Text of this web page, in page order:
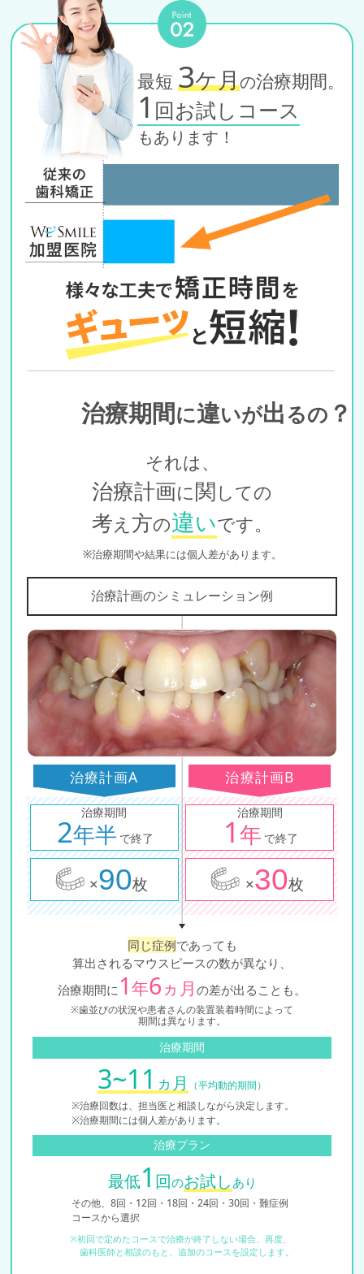
最短 3ケ月の治療期間。
1 回お試しコース
もあります！
治療期間に違いが出るの ？
それは、
治療計画に関しての
考え 方の違いです。
※治療期間や結果には個人差があります。
治療計画のシミュレーション例
治療計画A
治療期間
2年半 で終了
×90枚
治療計画B
治療期間
1年 で終了
×30枚
同じ症例であっても
算出されるマウスピースの数が異なり、
治療期間に1年6ヵ月 の差が出ることも。
※歯並びの状況や患者さんの装置装着時間によって
期間は異なります。
治療期間
3~11 ヵ月
（平均動的期間）
※治療回数は、担当医と相談しながら決定します。
※治療期間には個人差があります。
治療プラン
最低1 回のお試し あり
その他、8回・12回・18回・24回・30回・難症例
コースから選択
※初回で定めたコースで治療が終了しない場合、再度、
歯科医師と相談のもと、追加のコースを設定します。